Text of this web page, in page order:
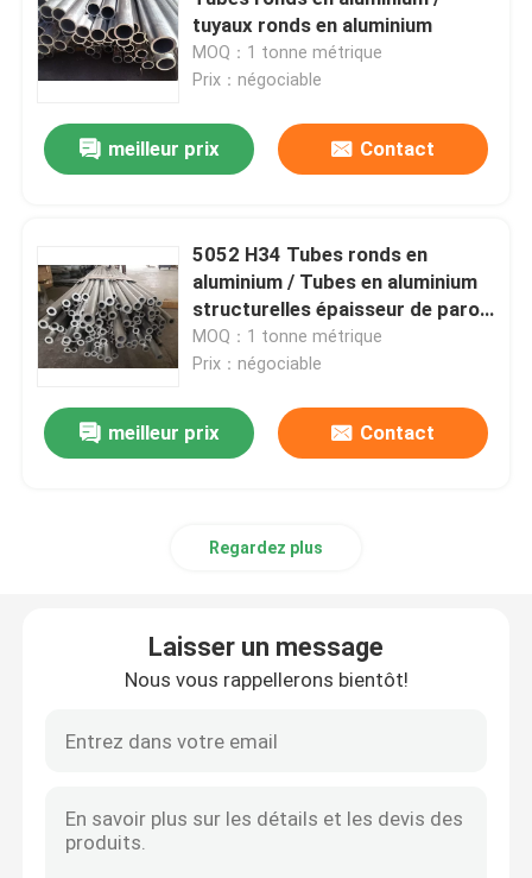
Produits
Vidéos
VR Show
Contrôle de qualité
tuyaux ronds en aluminium
MOQ：1 tonne métrique
Prix：négociable
meilleur prix Contact
5052 H34 Tubes ronds en
aluminium / Tubes en aluminium
structurelles épaisseur de paroi
3,8 mm
MOQ：1 tonne métrique
Prix：négociable
meilleur prix Contact
Regardez plus
Laisser un message
Nous vous rappellerons bientôt!